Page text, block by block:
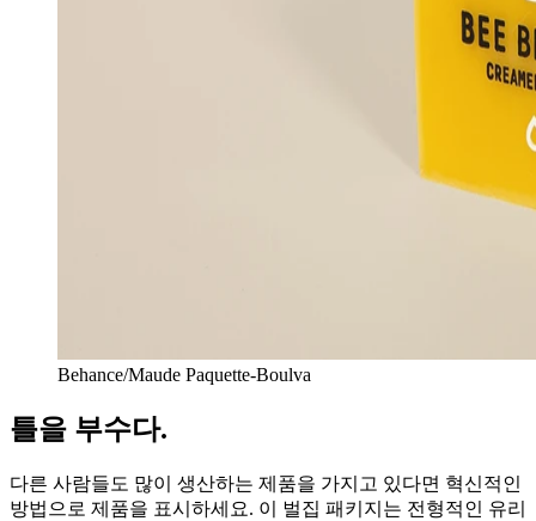
Behance/Maude Paquette-Boulva
틀을 부수다.
다른 사람들도 많이 생산하는 제품을 가지고 있다면 혁신적인
방법으로 제품을 표시하세요. 이 벌집 패키지는 전형적인 유리